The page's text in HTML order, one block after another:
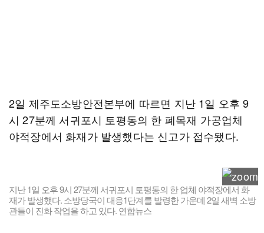
2일 제주도소방안전본부에 따르면 지난 1일 오후 9
시 27분께 서귀포시 토평동의 한 폐목재 가공업체
야적장에서 화재가 발생했다는 신고가 접수됐다.
지난 1일 오후 9시 27분께 서귀포시 토평동의 한 업체 야적장에서 화
재가 발생했다. 소방당국이 대응1단계를 발령한 가운데 2일 새벽 소방
관들이 진화 작업을 하고 있다. 연합뉴스